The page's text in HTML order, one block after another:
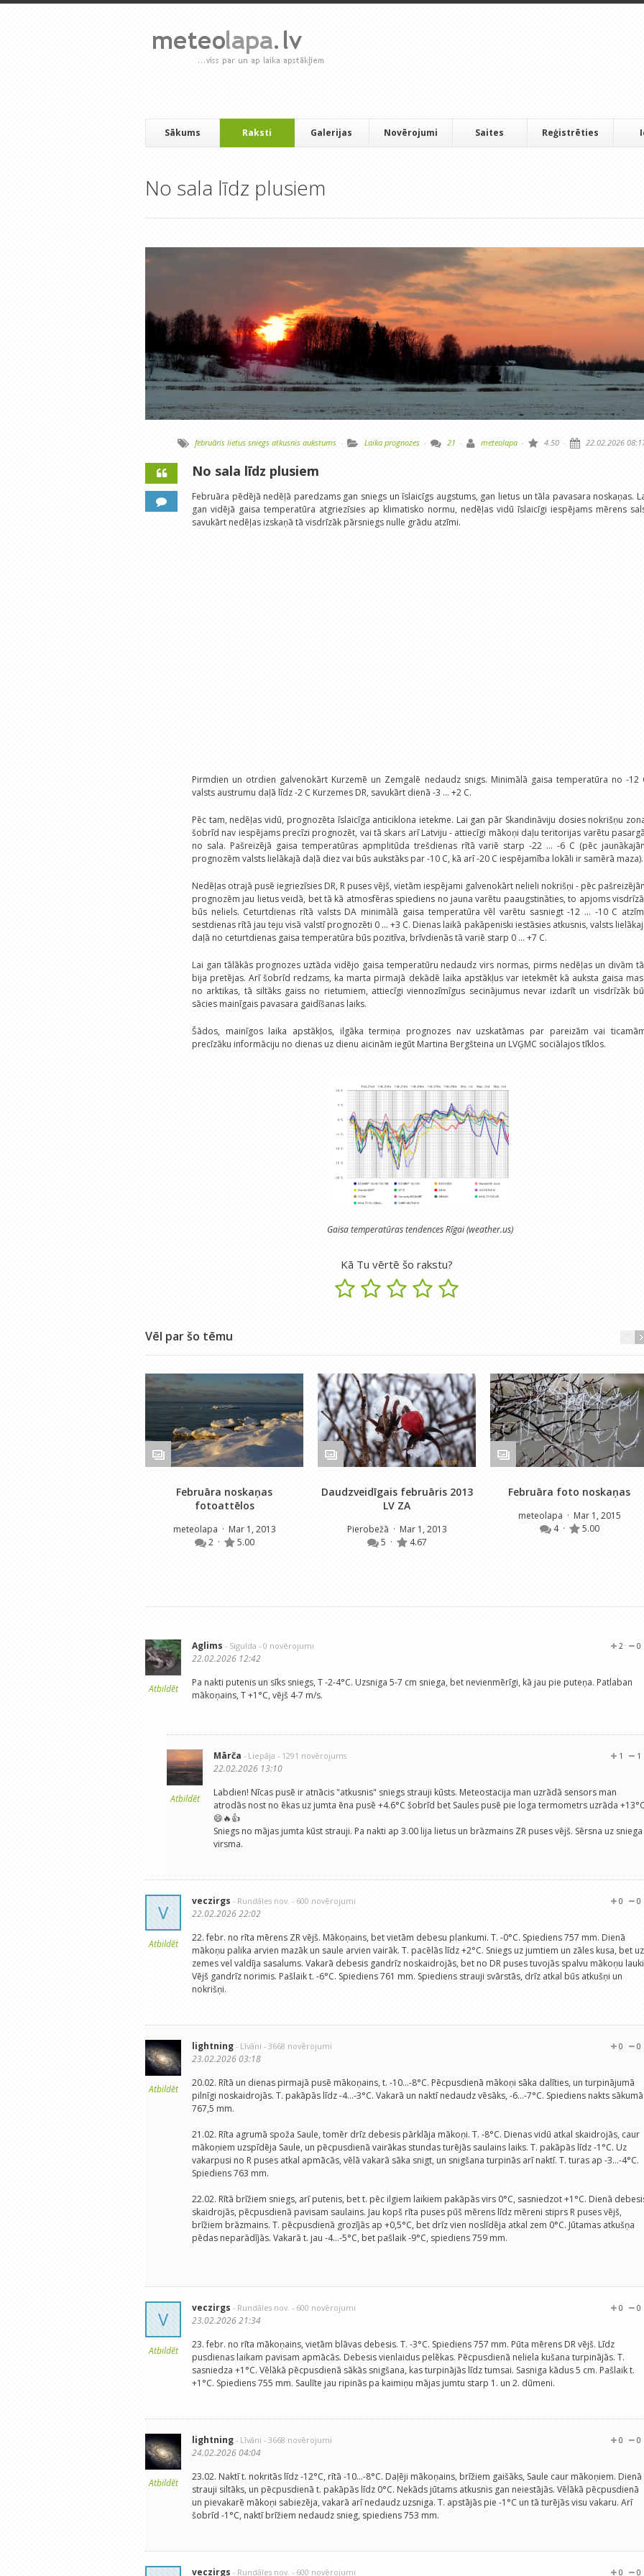
Sākums Raksti Galerijas Novērojumi Saites Reģistrēties
No sala līdz plusiem
februāris lietus sniegs atkusnis aukstums · Laika prognozes · 21 · meteolapa · 4.50 · 22.02.2026
No sala līdz plusiem
Februāra pēdējā nedēļā paredzams gan sniegs un īslaicīgs augstums, gan lietus un tāla pavasara noskaņas.
gan vidējā gaisa temperatūra atgriezīsies ap klimatisko normu, nedēļas vidū īslaicīgi iespējams mērens
savukārt nedēļas izskaņā tā visdrīzāk pārsniegs nulle grādu atzīmi.
Pirmdien un otrdien galvenokārt Kurzemē un Zemgalē nedaudz snigs. Minimālā gaisa temperatūra no -12
valsts austrumu daļā līdz -2 C Kurzemes DR, savukārt dienā -3 ... +2 C.
Pēc tam, nedēļas vidū, prognozēta īslaicīga anticiklona ietekme. Lai gan pār Skandināviju dosies nokrišņu
šobrīd nav iespējams precīzi prognozēt, vai tā skars arī Latviju - attiecīgi mākoņi daļu teritorijas varētu
no sala. Pašreizējā gaisa temperatūras apmplitūda trešdienas rītā variē starp -22 ... -6 C (pēc
prognozēm valsts lielākajā daļā diez vai būs aukstāks par -10 C, kā arī -20 C iespējamība lokāli ir samērā maza).
Nedēļas otrajā pusē iegriezīsies DR, R puses vējš, vietām iespējami galvenokārt nelieli nokrišņi - pēc
prognozēm jau lietus veidā, bet tā kā atmosfēras spiediens no jauna varētu paaugstināties, to apjoms
būs neliels. Ceturtdienas rītā valsts DA minimālā gaisa temperatūra vēl varētu sasniegt -12 ... -10 C
sestdienas rītā jau teju visā valstī prognozēti 0 ... +3 C. Dienas laikā pakāpeniski iestāsies atkusnis, valsts
daļā no ceturtdienas gaisa temperatūra būs pozitīva, brīvdienās tā variē starp 0 ... +7 C.
Lai gan tālākās prognozes uztāda vidējo gaisa temperatūru nedaudz virs normas, pirms nedēļas un divām
bija pretējas. Arī šobrīd redzams, ka marta pirmajā dekādē laika apstākļus var ietekmēt kā auksta gaisa
no arktikas, tā siltāks gaiss no rietumiem, attiecīgi viennozīmīgus secinājumus nevar izdarīt un visdrīzāk
sācies mainīgais pavasara gaidīšanas laiks.
Šādos, mainīgos laika apstākļos, ilgāka termiņa prognozes nav uzskatāmas par pareizām vai
precīzāku informāciju no dienas uz dienu aicinām iegūt Martina Bergšteina un LVĢMC sociālajos tīklos.
Gaisa temperatūras tendences Rīgai (weather.us)
Kā Tu vērtē šo rakstu?
Vēl par šo tēmu
Februāra noskaņas
fotoattēlos
meteolapa · Mar 1, 2013
2 · 5.00
Daudzveidīgais februāris 2013
LV ZA
Pierobežā · Mar 1, 2013
5 · 4.67
Februāra foto noskaņas
meteolapa · Mar 1, 2015
4 · 5.00
Atbildēt
Aglims - Sigulda - 0 novērojumi 0
2
22.02.2026 12:42
Pa nakti putenis un sīks sniegs, T -2-4°C. Uzsniga 5-7 cm sniega, bet nevienmērīgi, kā jau pie puteņa. Patlaban
mākoņains, T +1°C, vējš 4-7 m/s.
Atbildēt
Mārča - Liepāja - 1291 novērojums 1
1
22.02.2026 13:10
Labdien! Nīcas pusē ir atnācis "atkusnis" sniegs strauji kūsts. Meteostacija man uzrādā sensors man
atrodās nost no ēkas uz jumta ēna pusē +4.6°C šobrīd bet Saules pusē pie loga termometrs uzrāda
😄🔥👍
Sniegs no mājas jumta kūst strauji. Pa nakti ap 3.00 lija lietus un brāzmains ZR puses vējš. Sērsna uz sniega
virsma.
V
Atbildēt
veczirgs - Rundāles nov. - 600 novērojumi 0
0
22.02.2026 22:02
22. febr. no rīta mērens ZR vējš. Mākoņains, bet vietām debesu plankumi. T. -0°C. Spiediens 757 mm. Dienā
mākoņu palika arvien mazāk un saule arvien vairāk. T. pacēlās līdz +2°C. Sniegs uz jumtiem un zāles kusa, bet uz
zemes vel valdīja sasalums. Vakarā debesis gandrīz noskaidrojās, bet no DR puses tuvojās spalvu mākoņu
Vējš gandrīz norimis. Pašlaik t. -6°C. Spiediens 761 mm. Spiediens strauji svārstās, drīz atkal būs atkušņi un
nokrišņi.
Atbildēt
lightning - Līvāni - 3668 novērojumi 0
0
23.02.2026 03:18
20.02. Rītā un dienas pirmajā pusē mākoņains, t. -10...-8°C. Pēcpusdienā mākoņi sāka dalīties, un turpinājumā
pilnīgi noskaidrojās. T. pakāpās līdz -4...-3°C. Vakarā un naktī nedaudz vēsāks, -6...-7°C. Spiediens nakts sākumā
767,5 mm.
21.02. Rīta agrumā spoža Saule, tomēr drīz debesis pārklāja mākoņi. T. -8°C. Dienas vidū atkal skaidrojās, caur
mākoņiem uzspīdēja Saule, un pēcpusdienā vairākas stundas turējās saulains laiks. T. pakāpās līdz -1°C. Uz
vakarpusi no R puses atkal apmācās, vēlā vakarā sāka snigt, un snigšana turpinās arī naktī. T. turas ap -3...-4°C.
Spiediens 763 mm.
22.02. Rītā brīžiem sniegs, arī putenis, bet t. pēc ilgiem laikiem pakāpās virs 0°C, sasniedzot +1°C. Dienā
skaidrojās, pēcpusdienā pavisam saulains. Jau kopš rīta puses pūš mērens līdz mēreni stiprs R puses vējš,
brīžiem brāzmains. T. pēcpusdienā grozījās ap +0,5°C, bet drīz vien noslīdēja atkal zem 0°C. Jūtamas atkušņa
pēdas neparādījās. Vakarā t. jau -4...-5°C, bet pašlaik -9°C, spiediens 759 mm.
V
Atbildēt
veczirgs - Rundāles nov. - 600 novērojumi 0
0
23.02.2026 21:34
23. febr. no rīta mākoņains, vietām blāvas debesis. T. -3°C. Spiediens 757 mm. Pūta mērens DR vējš. Līdz
pusdienas laikam pavisam apmācās. Debesis vienlaidus pelēkas. Pēcpusdienā neliela kušana turpinājās. T.
sasniedza +1°C. Vēlākā pēcpusdienā sākās snigšana, kas turpinājās līdz tumsai. Sasniga kādus 5 cm. Pašlaik t.
+1°C. Spiediens 755 mm. Saulīte jau ripinās pa kaimiņu mājas jumtu starp 1. un 2. dūmeni.
Atbildēt
lightning - Līvāni - 3668 novērojumi 0
0
24.02.2026 04:04
23.02. Naktī t. nokritās līdz -12°C, rītā -10...-8°C. Daļēji mākoņains, brīžiem gaišāks, Saule caur mākoņiem. Dienā
strauji siltāks, un pēcpusdienā t. pakāpās līdz 0°C. Nekāds jūtams atkusnis gan neiestājās. Vēlākā pēcpusdienā
un pievakarē mākoņi sabiezēja, vakarā arī nedaudz uzsniga. T. apstājās pie -1°C un tā turējās visu vakaru. Arī
šobrīd -1°C, naktī brīžiem nedaudz snieg, spiediens 753 mm.
veczirgs - Rundāles nov. - 600 novērojumi 0
0